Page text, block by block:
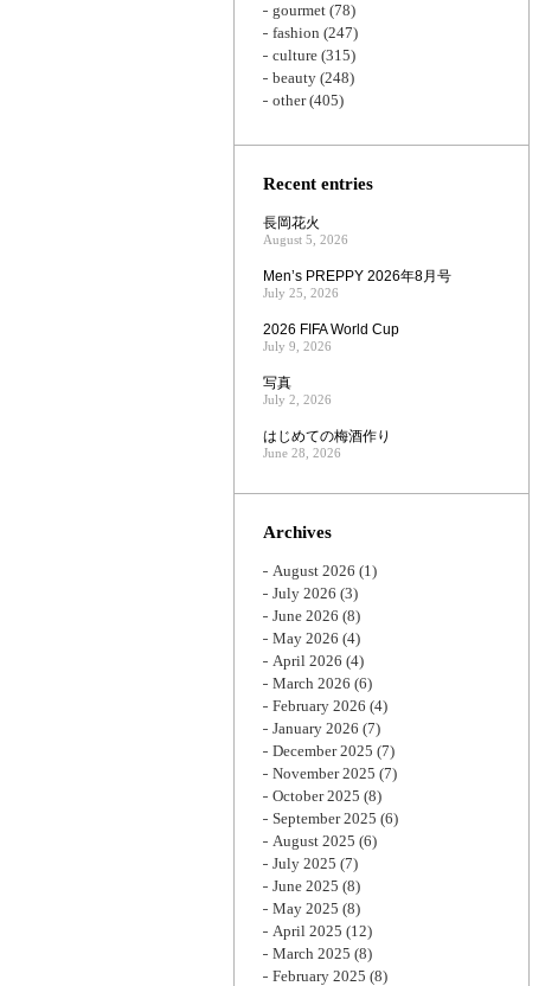
gourmet (78)
fashion (247)
culture (315)
beauty (248)
other(405)
Recent entries
長岡花火
August 5, 2026
Men’s PREPPY 2026年8月号
July 25, 2026
2026 FIFA World Cup
July 9, 2026
写真
July 2, 2026
はじめての梅酒作り
June 28, 2026
Archives
August 2026 (1)
July 2026 (3)
June 2026 (8)
May 2026 (4)
April 2026 (4)
March 2026 (6)
February 2026 (4)
January 2026 (7)
December 2025 (7)
November 2025 (7)
October 2025 (8)
September 2025 (6)
August 2025 (6)
July 2025 (7)
June 2025 (8)
May 2025 (8)
April 2025 (12)
March 2025 (8)
February 2025 (8)